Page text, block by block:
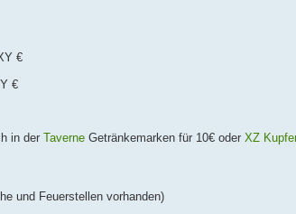
€
€
in der Taverne Getränkemarken für 10€ oder XZ
und Feuerstellen vorhanden)